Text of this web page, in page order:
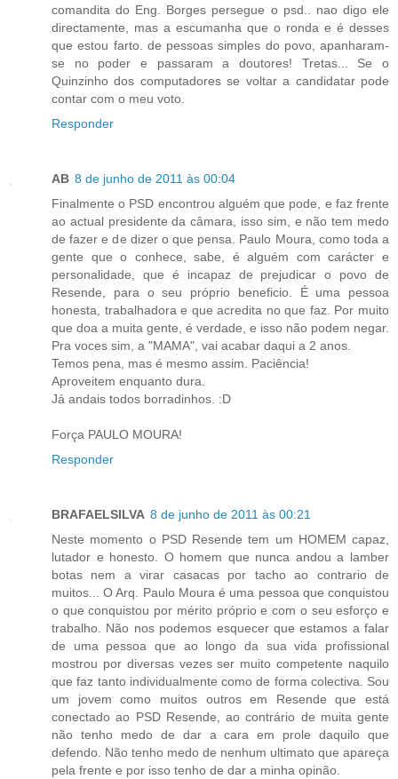
comandita do Eng. Borges persegue o psd.. nao digo ele
directamente, mas a escumanha que o ronda e é desses
que estou farto. de pessoas simples do povo, apanharam-
se no poder e passaram a doutores! Tretas... Se o
Quinzinho dos computadores se voltar a candidatar pode
contar com o meu voto.
Responder
AB 8 de junho de 2011 às 00:04
Finalmente o PSD encontrou alguém que pode, e faz frente
ao actual presidente da câmara, isso sim, e não tem medo
de fazer e de dizer o que pensa. Paulo Moura, como toda a
gente que o conhece, sabe, é alguém com carácter e
personalidade, que é incapaz de prejudicar o povo de
Resende, para o seu próprio beneficio. É uma pessoa
honesta, trabalhadora e que acredita no que faz. Por muito
que doa a muita gente, é verdade, e isso não podem negar.
Pra voces sim, a "MAMA", vai acabar daqui a 2 anos.
Temos pena, mas é mesmo assim. Paciência!
Aproveitem enquanto dura.
Já andais todos borradinhos. :D
Força PAULO MOURA!
Responder
BRAFAELSILVA 8 de junho de 2011 às 00:21
Neste momento o PSD Resende tem um HOMEM capaz,
lutador e honesto. O homem que nunca andou a lamber
botas nem a virar casacas por tacho ao contrario de
muitos... O Arq. Paulo Moura é uma pessoa que conquistou
o que conquistou por mérito próprio e com o seu esforço e
trabalho. Não nos podemos esquecer que estamos a falar
de uma pessoa que ao longo da sua vida profissional
mostrou por diversas vezes ser muito competente naquilo
que faz tanto individualmente como de forma colectiva. Sou
um jovem como muitos outros em Resende que está
conectado ao PSD Resende, ao contrário de muita gente
não tenho medo de dar a cara em prole daquilo que
defendo. Não tenho medo de nenhum ultimato que apareça
pela frente e por isso tenho de dar a minha opinão.